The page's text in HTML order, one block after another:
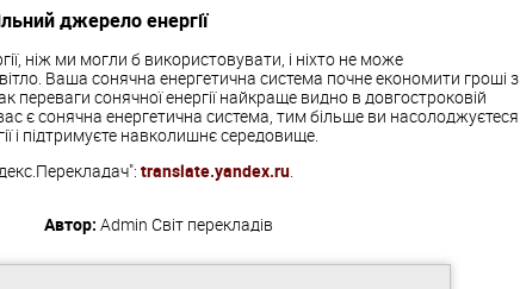
джерело енергії
ніж ми могли б використовувати, і ніхто не може
Ваша сонячна енергетична система почне економити гроші з
переваги сонячної енергії найкраще видно в довгостроковій
є сонячна енергетична система, тим більше ви насолоджуєтеся
і підтримуєте навколишнє середовище.
translate.yandex.ru.
Автор: Admin Світ перекладів